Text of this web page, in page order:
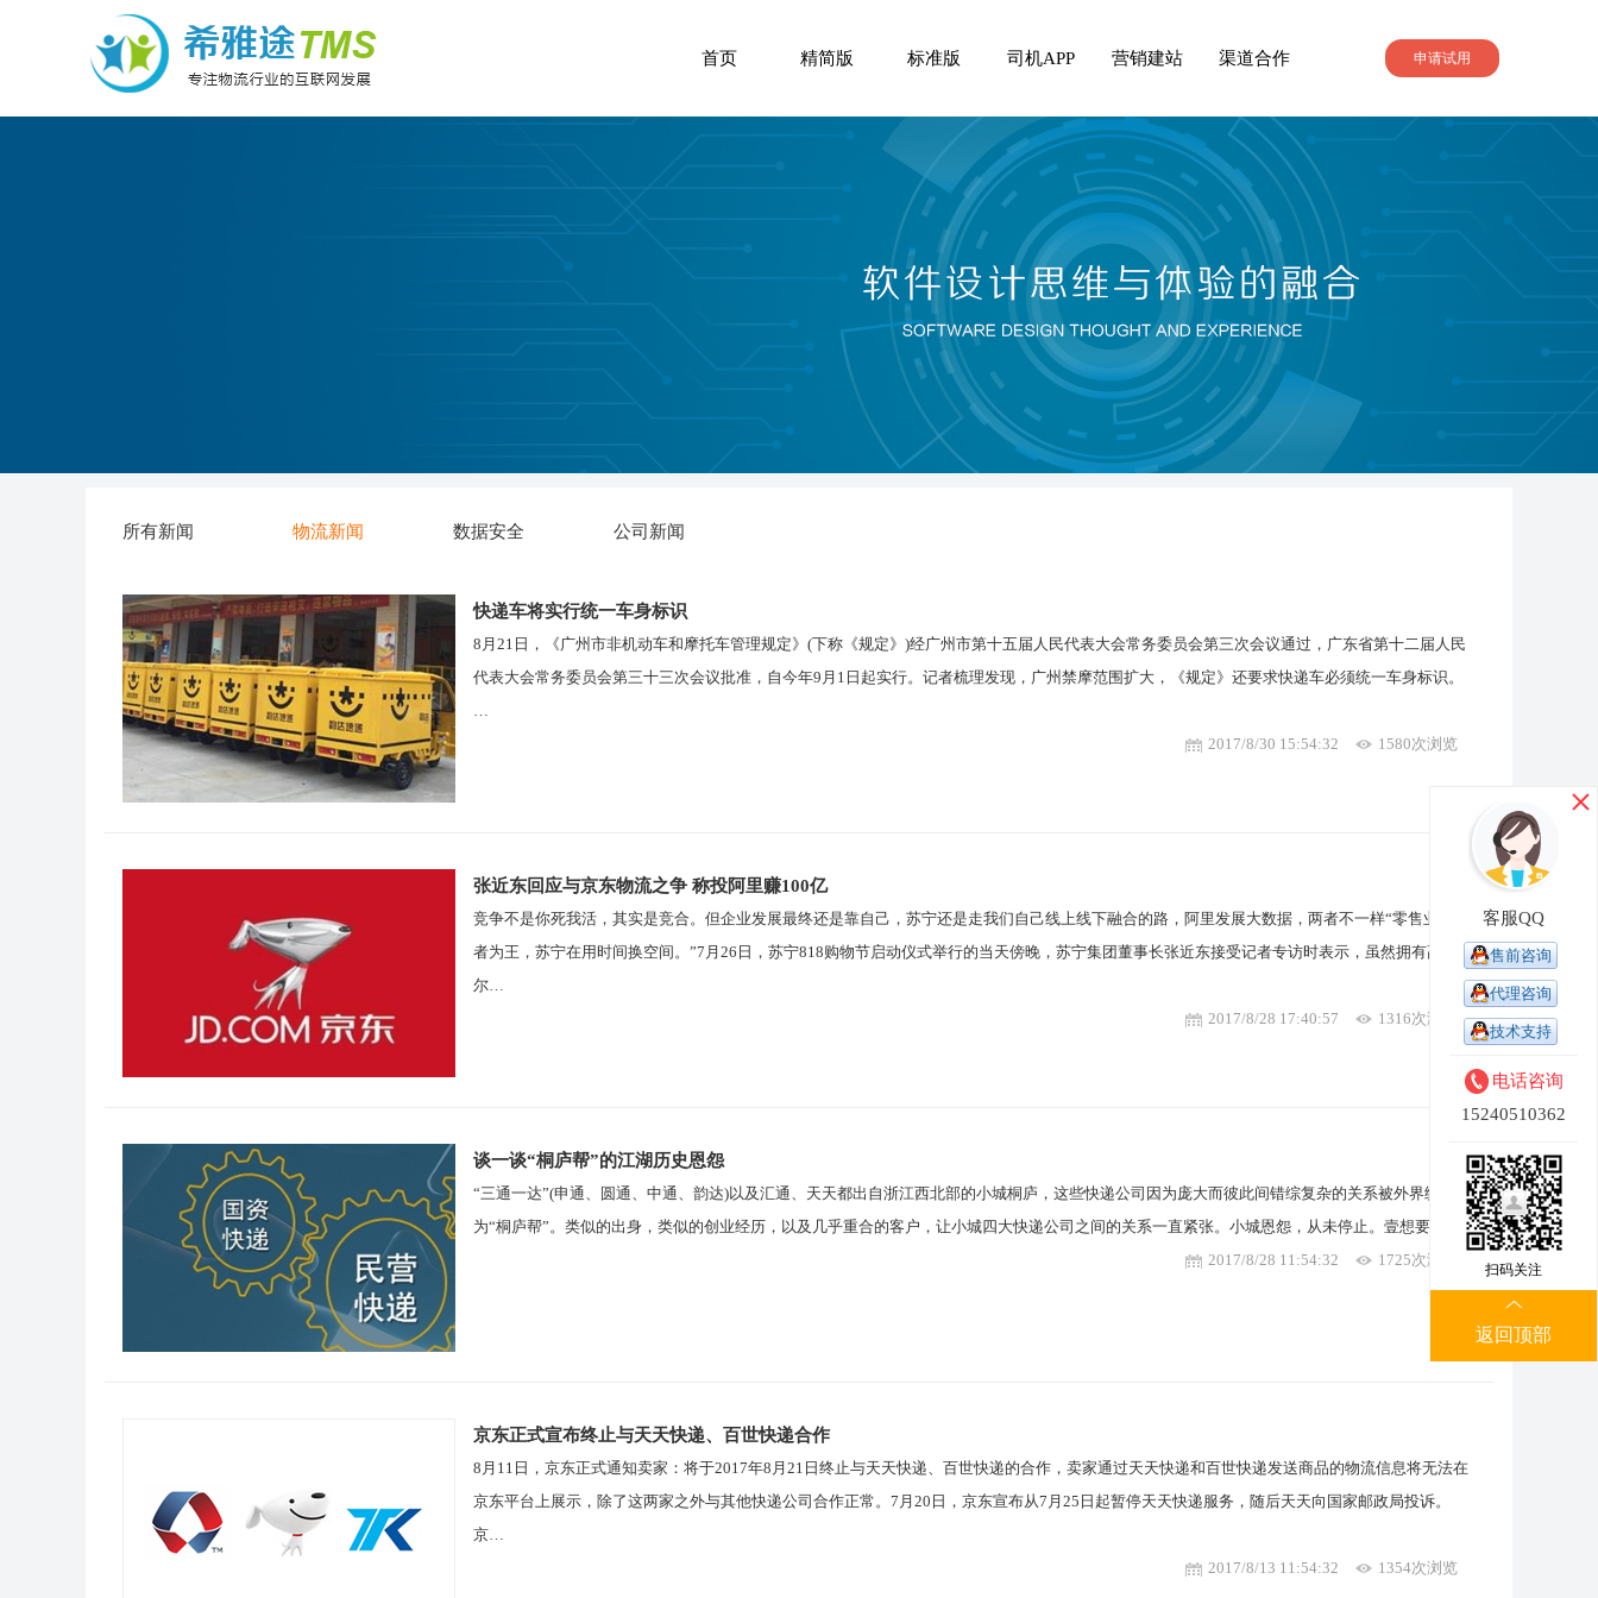
首页 精简版 标准版 司机APP 营销建站 渠道合作 申请试用
所有新闻 物流新闻 数据安全 公司新闻
快递车将实行统一车身标识
8月21日，《广州市非机动车和摩托车管理规定》(下称《规定》)经广州市第十五届人民代表大会常务委员会第三次会议通过，广东省第十二届人民
代表大会常务委员会第三十三次会议批准，自今年9月1日起实行。记者梳理发现，广州禁摩范围扩大，《规定》还要求快递车必须统一车身标识。
…
2017/8/30 15:54:32
1580次浏览
张近东回应与京东物流之争 称投阿里赚100亿
竞争不是你死我活，其实是竞合。但企业发展最终还是靠自己，苏宁还是走我们自己线上线下融合的路，阿里发展大数据，两者不一样“零售业剩
者为王，苏宁在用时间换空间。”7月26日，苏宁818购物节启动仪式举行的当天傍晚，苏宁集团董事长张近东接受记者专访时表示，虽然拥有高
尔…
2017/8/28 17:40:57
1316次浏览
谈一谈“桐庐帮”的江湖历史恩怨
“三通一达”(申通、圆通、中通、韵达)以及汇通、天天都出自浙江西北部的小城桐庐，这些快递公司因为庞大而彼此间错综复杂的关系被外界统称
为“桐庐帮”。类似的出身，类似的创业经历，以及几乎重合的客户，让小城四大快递公司之间的关系一直紧张。小城恩怨，从未停止。壹想要…
2017/8/28 11:54:32
1725次浏览
京东正式宣布终止与天天快递、百世快递合作
8月11日，京东正式通知卖家：将于2017年8月21日终止与天天快递、百世快递的合作，卖家通过天天快递和百世快递发送商品的物流信息将无法在
京东平台上展示，除了这两家之外与其他快递公司合作正常。7月20日，京东宣布从7月25日起暂停天天快递服务，随后天天向国家邮政局投诉。
京…
2017/8/13 11:54:32
1354次浏览
客服QQ
售前咨询
代理咨询
技术支持
电话咨询
15240510362
扫码关注
返回顶部